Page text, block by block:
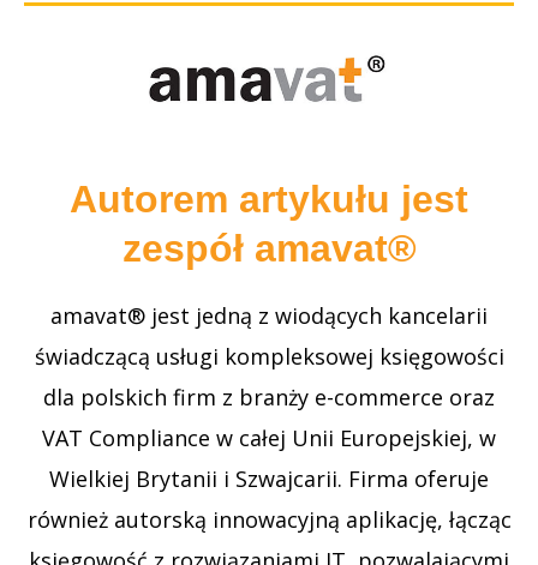
sytuacji, jeśli faktura została już wystawiona,
opodatkowania oraz kwotę podatku VAT i
przywraca zgodność dokumentacji z
W praktyce dotyczy to przede wszystkim
rabatów przyznanych po sprzedaży, zwrotów
towarów lub opakowań oraz zwrotów całości
albo części zapłaty klientowi. Kluczowe z
perspektywy podatkowej nie jest jednak samo
zdarzenie, ale moment jego ujęcia. Po
Autorem artykułu jest
zespół amavat®
amavat® jest jedną z wiodących kancelarii
świadczącą usługi kompleksowej księgowości
dla polskich firm z branży e-commerce oraz
VAT Compliance w całej Unii Europejskiej, w
Wielkiej Brytanii i Szwajcarii. Firma oferuje
również autorską innowacyjną aplikację, łącząc